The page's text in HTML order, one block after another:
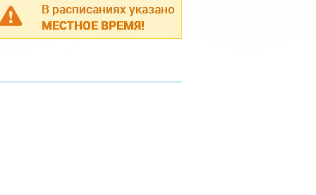
В расписаниях указано
МЕСТНОЕ ВРЕМЯ!